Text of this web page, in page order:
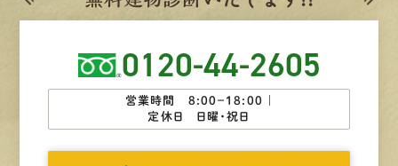
0120-44-2605
営業時間 8:00−18:00 ｜
定休日 日曜・祝日